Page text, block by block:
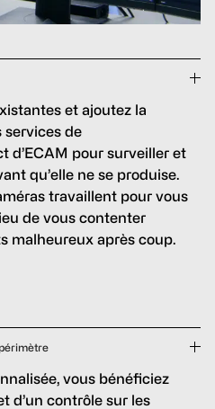
et ajoutez la
services de
d’ECAM pour surveiller et
qu’elle ne se produise.
travaillent pour vous
de vous contenter
malheureux après coup.
vous bénéficiez
d’un contrôle sur les